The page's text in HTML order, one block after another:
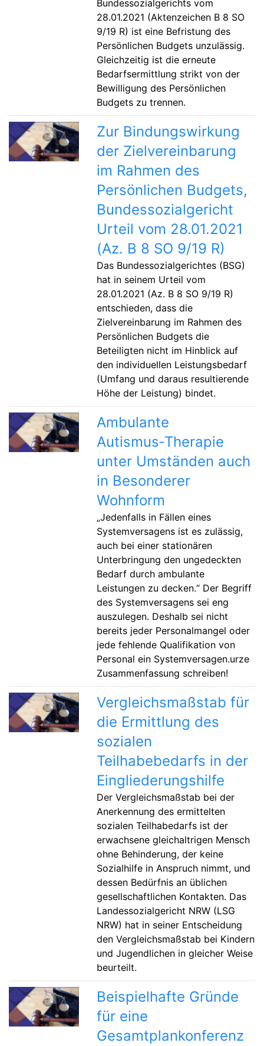
Bundessozialgerichts vom
28.01.2021 (Aktenzeichen B 8 SO
9/19 R) ist eine Befristung des
Persönlichen Budgets unzulässig.
Gleichzeitig ist die erneute
Bedarfsermittlung strikt von der
Bewilligung des Persönlichen
Budgets zu trennen.
Zur Bindungswirkung
der Zielvereinbarung
im Rahmen des
Persönlichen Budgets,
Bundessozialgericht
Urteil vom 28.01.2021
(Az. B 8 SO 9/19 R)
Das Bundessozialgerichtes (BSG)
hat in seinem Urteil vom
28.01.2021 (Az. B 8 SO 9/19 R)
entschieden, dass die
Zielvereinbarung im Rahmen des
Persönlichen Budgets die
Beteiligten nicht im Hinblick auf
den individuellen Leistungsbedarf
(Umfang und daraus resultierende
Höhe der Leistung) bindet.
Ambulante
Autismus‑Therapie
unter Umständen auch
in Besonderer
Wohnform
„Jedenfalls in Fällen eines
Systemversagens ist es zulässig,
auch bei einer stationären
Unterbringung den ungedeckten
Bedarf durch ambulante
Leistungen zu decken.“ Der Begriff
des Systemversagens sei eng
auszulegen. Deshalb sei nicht
bereits jeder Personalmangel oder
jede fehlende Qualifikation von
Personal ein Systemversagen.urze
Zusammenfassung schreiben!
Vergleichsmaßstab für
die Ermittlung des
sozialen
Teilhabebedarfs in der
Eingliederungshilfe
Der Vergleichsmaßstab bei der
Anerkennung des ermittelten
sozialen Teilhabedarfs ist der
erwachsene gleichaltrigen Mensch
ohne Behinderung, der keine
Sozialhilfe in Anspruch nimmt, und
dessen Bedürfnis an üblichen
gesellschaftlichen Kontakten. Das
Landessozialgericht NRW (LSG
NRW) hat in seiner Entscheidung
den Vergleichsmaßstab bei Kindern
und Jugendlichen in gleicher Weise
beurteilt.
Beispielhafte Gründe
für eine
Gesamtplankonferenz